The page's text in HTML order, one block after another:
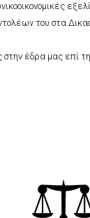
του στα
έδρα μας επί